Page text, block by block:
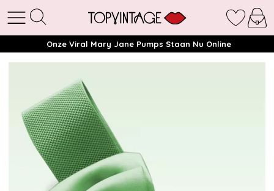
Onze Viral Mary Jane Pumps Staan Nu Online